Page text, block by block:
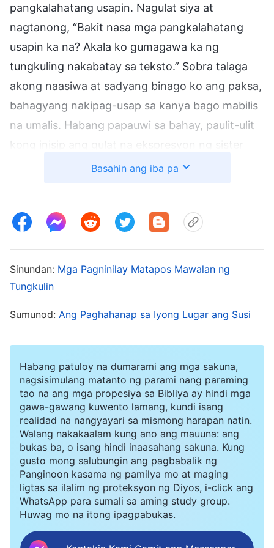
pangkalahatang usapin. Nagulat siya at
nagtanong, “Bakit nasa mga pangkalahatang
usapin ka na? Akala ko gumagawa ka ng
tungkuling nakabatay sa teksto.” Sobra talaga
akong naasiwa at sadyang binago ko ang paksa,
bahagyang nakipag-usap sa kanya bago mabilis
na umalis. Habang papauwi sa bahay, paulit-ulit
kong inisip ang gulat na ekspresyon ng sister
nang narinig niyang nasa mga pangkalahatang
Iisipin niya bang itinalaga ako sa tungkuling iyon
niya sa akin? Ginawa ako nitong mas
nagbabagal ako sa paghahatid ng mga
ito sa mga kapatid sa napapanahong paraan.
Minsan ay nagiging makakalimutin ako at
pinungos ako ng aking mga kapatid sa pagiging
pabasta-basta at iresponsable ko at
pinaalalahanan ako na maging mas masigasig sa
aking tungkulin at mas pag-isipan ito. Naharap
sa sitwasyong ito, hindi lang ako hindi nagnilay
sa aking sarili, naging mas mapanlaban pa ako sa
tungkulin. Naalala ko noong lider pa ako,
inihahatid sa akin ng mga manggagawa ng mga
Basahin ang iba pa
Sinundan: Mga Pagninilay Matapos Mawalan ng
Tungkulin
Sumunod: Ang Paghahanap sa Iyong Lugar ang Susi
Habang patuloy na dumarami ang mga sakuna,
nagsisimulang matanto ng parami nang paraming
tao na ang mga propesiya sa Bibliya ay hindi mga
gawa-gawang kuwento lamang, kundi isang
realidad na nangyayari sa mismong harapan natin.
Walang nakakaalam kung ano ang mauuna: ang
bukas ba, o isang hindi inaasahang sakuna. Kung
gusto mong salubungin ang pagbabalik ng
Panginoon kasama ng pamilya mo at maging
ligtas sa ilalim ng proteksyon ng Diyos, i-click ang
WhatsApp para sumali sa aming study group.
Huwag mo na itong ipagpabukas.